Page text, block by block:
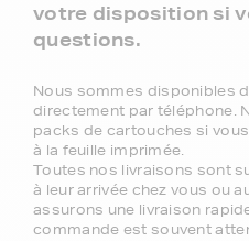
votre disposition si
questions.
Nous sommes disponibles
directement par téléphone.
packs de cartouches si
à la feuille imprimée.
Toutes nos livraisons sont
à leur arrivée chez vous ou
assurons une livraison
commande est souvent